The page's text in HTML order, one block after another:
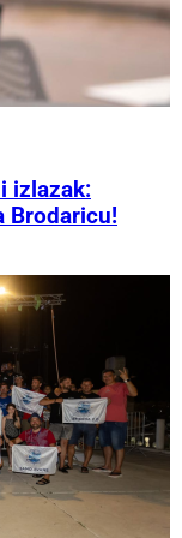
izlazak:
Brodaricu!